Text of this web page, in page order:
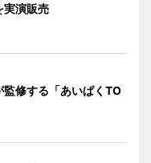
実演販売
修する「あいぱくTO